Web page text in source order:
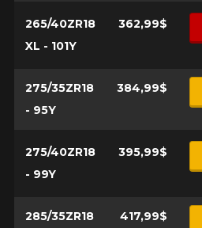
265/40ZR18
XL - 101Y
362,99$
275/35ZR18
- 95Y
384,99$
275/40ZR18
- 99Y
395,99$
285/35ZR18
417,99$